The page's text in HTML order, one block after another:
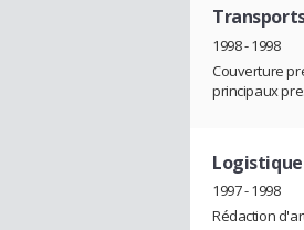
1998 - 1998
Couverture
principaux
1997 - 1998
Rédaction